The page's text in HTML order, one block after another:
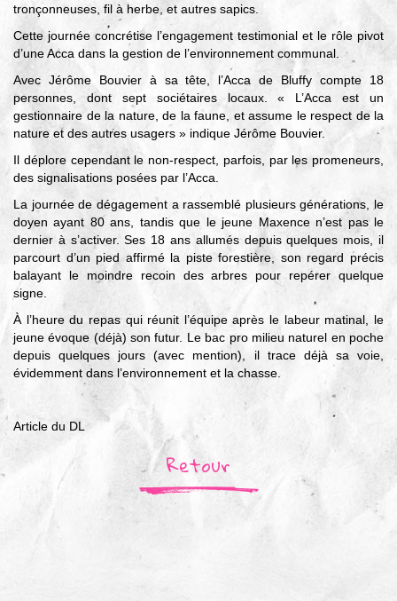
tronçonneuses, fil à herbe, et autres sapics.
Cette journée concrétise l’engagement testimonial et le rôle pivot
d’une Acca dans la gestion de l’environnement communal.
Avec Jérôme Bouvier à sa tête, l’Acca de Bluffy compte 18
personnes, dont sept sociétaires locaux. « L’Acca est un
gestionnaire de la nature, de la faune, et assume le respect de la
nature et des autres usagers » indique Jérôme Bouvier.
Il déplore cependant le non-respect, parfois, par les promeneurs,
des signalisations posées par l’Acca.
La journée de dégagement a rassemblé plusieurs générations, le
doyen ayant 80 ans, tandis que le jeune Maxence n’est pas le
dernier à s’activer. Ses 18 ans allumés depuis quelques mois, il
parcourt d’un pied affirmé la piste forestière, son regard précis
balayant le moindre recoin des arbres pour repérer quelque
signe.
À l’heure du repas qui réunit l’équipe après le labeur matinal, le
jeune évoque (déjà) son futur. Le bac pro milieu naturel en poche
depuis quelques jours (avec mention), il trace déjà sa voie,
évidemment dans l’environnement et la chasse.
Article du DL
Retour